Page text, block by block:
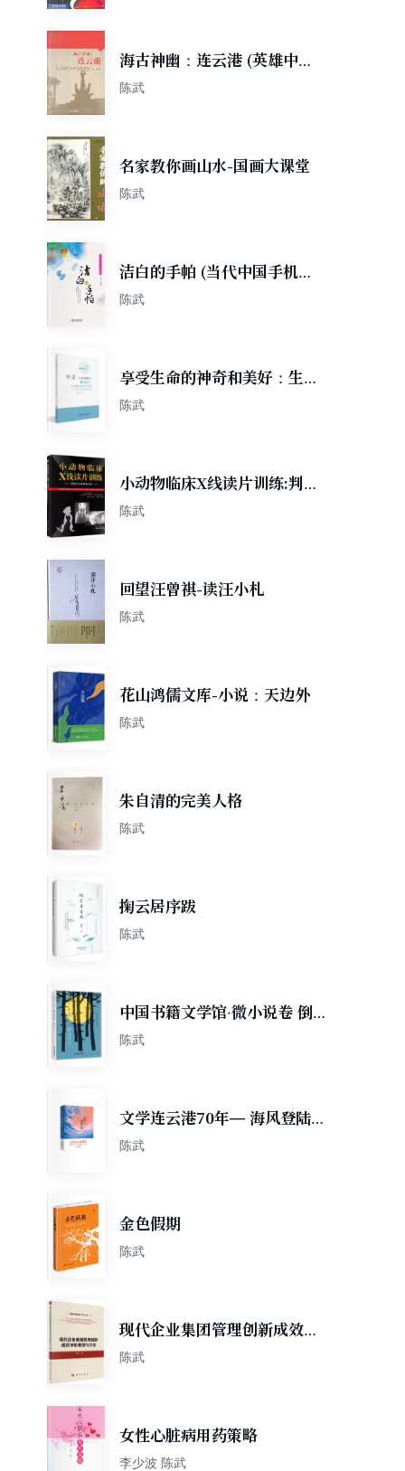
海古神幽：连云港 (英雄中国
大型系列丛书)
陈武
名家教你画山水-国画大课堂
陈武
洁白的手帕 (当代中国手机小
说名家典藏)
陈武
享受生命的神奇和美好：生本
教育的思考与实践
陈武
小动物临床X线读片训练:判读
方法和思考方法
陈武
回望汪曾祺-读汪小札
陈武
花山鸿儒文库-小说：天边外
陈武
朱自清的完美人格
陈武
掬云居序跋
陈武
中国书籍文学馆·微小说卷 倒
立行走（精装）
陈武
文学连云港70年— 海风登陆
之处（精装）
陈武
金色假期
陈武
现代企业集团管理创新成效评
价模型与方法
陈武
女性心脏病用药策略
李少波 陈武